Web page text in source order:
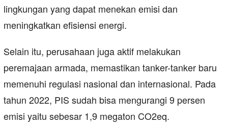
lingkungan yang dapat menekan emisi dan
meningkatkan efisiensi energi.
Selain itu, perusahaan juga aktif melakukan
peremajaan armada, memastikan tanker-tanker baru
memenuhi regulasi nasional dan internasional. Pada
tahun 2022, PIS sudah bisa mengurangi 9 persen
emisi yaitu sebesar 1,9 megaton CO2eq.